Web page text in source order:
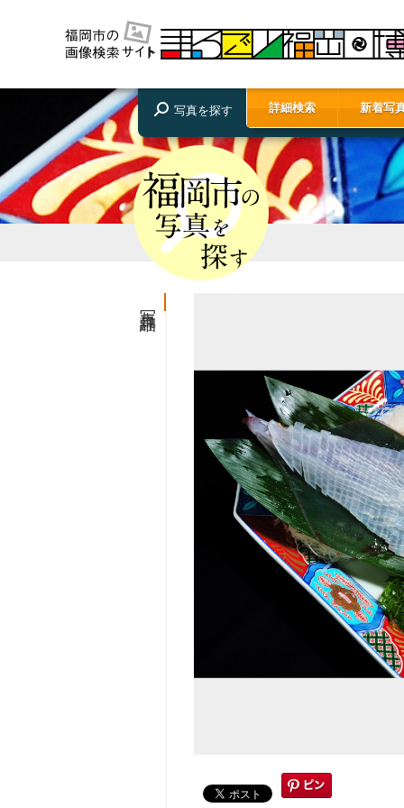
写真を探す 詳細検索 新着写